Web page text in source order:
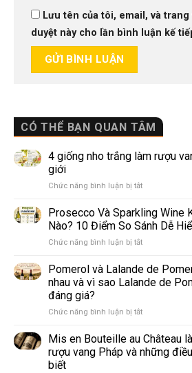
CÓ THỂ BẠN QUAN TÂM
4 giống nho trắng làm rượu
giới
Chức năng bình luận bị tắtở
giống
nho
trắng
làm
vang
phổ
thế
Prosecco Và Sparkling Wine
Nào? 10 Điểm So Sánh Dễ
Chức năng bình luận bị tắtở
Và
Sparkling
Wine
Nhau
Thế
Nào?
Pomerol và Lalande de
nhau và vì sao Lalande de
đáng giá?
Chức năng bình luận bị tắtở
và
Lalande
de
Mis en Bouteille au Château
rượu vang Pháp và những
biết
Lưu tên của tôi, email, và
duyệt này cho lần bình luận kế